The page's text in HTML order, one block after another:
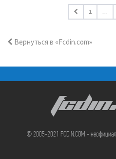
1 …
Вернуться в «Fcdin.com»
© 2005-2021 FCDIN.COM -